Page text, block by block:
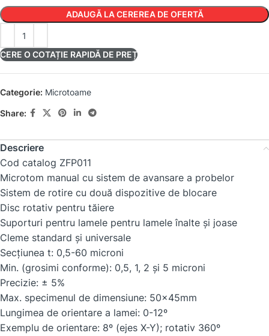
ADAUGĂ LA CEREREA DE OFERTĂ
CERE O COTAȚIE RAPIDĂ DE PREȚ
Categorie: Microtoame
Share:
Descriere
Cod catalog ZFP011
Microtom manual cu sistem de avansare a probelor
Sistem de rotire cu două dispozitive de blocare
Disc rotativ pentru tăiere
Suporturi pentru lamele pentru lamele înalte și joase
Cleme standard și universale
Secțiunea t: 0,5-60 microni
Min. (grosimi conforme): 0,5, 1, 2 și 5 microni
Precizie: ± 5%
Max. specimenul de dimensiune: 50x45mm
Lungimea de orientare a lamei: 0-12º
Exemplu de orientare: 8º (ejes X-Y); rotativ 360º